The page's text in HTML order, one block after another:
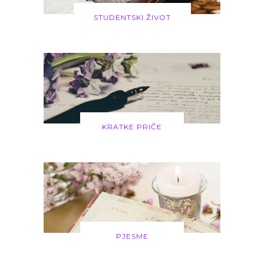
STUDENTSKI ŽIVOT
KRATKE PRIČE
PJESME